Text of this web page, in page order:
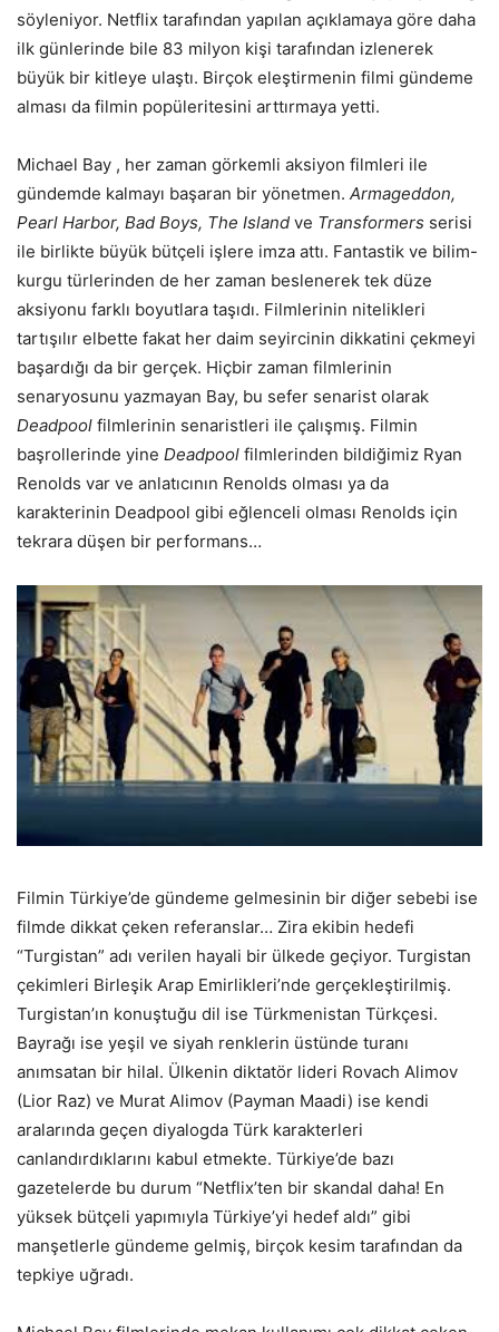
söyleniyor. Netflix tarafından yapılan açıklamaya göre daha
ilk günlerinde bile 83 milyon kişi tarafından izlenerek
büyük bir kitleye ulaştı. Birçok eleştirmenin filmi gündeme
alması da filmin popüleritesini arttırmaya yetti.
Michael Bay , her zaman görkemli aksiyon filmleri ile
gündemde kalmayı başaran bir yönetmen. Armageddon,
Pearl Harbor, Bad Boys, The Island ve Transformers serisi
ile birlikte büyük bütçeli işlere imza attı. Fantastik ve bilim-
kurgu türlerinden de her zaman beslenerek tek düze
aksiyonu farklı boyutlara taşıdı. Filmlerinin nitelikleri
tartışılır elbette fakat her daim seyircinin dikkatini çekmeyi
başardığı da bir gerçek. Hiçbir zaman filmlerinin
senaryosunu yazmayan Bay, bu sefer senarist olarak
Deadpool filmlerinin senaristleri ile çalışmış. Filmin
başrollerinde yine Deadpool filmlerinden bildiğimiz Ryan
Renolds var ve anlatıcının Renolds olması ya da
karakterinin Deadpool gibi eğlenceli olması Renolds için
tekrara düşen bir performans…
Filmin Türkiye’de gündeme gelmesinin bir diğer sebebi ise
filmde dikkat çeken referanslar… Zira ekibin hedefi
“Turgistan” adı verilen hayali bir ülkede geçiyor. Turgistan
çekimleri Birleşik Arap Emirlikleri’nde gerçekleştirilmiş.
Turgistan’ın konuştuğu dil ise Türkmenistan Türkçesi.
Bayrağı ise yeşil ve siyah renklerin üstünde turanı
anımsatan bir hilal. Ülkenin diktatör lideri Rovach Alimov
(Lior Raz) ve Murat Alimov (Payman Maadi) ise kendi
aralarında geçen diyalogda Türk karakterleri
canlandırdıklarını kabul etmekte. Türkiye’de bazı
gazetelerde bu durum “Netflix’ten bir skandal daha! En
yüksek bütçeli yapımıyla Türkiye’yi hedef aldı” gibi
manşetlerle gündeme gelmiş, birçok kesim tarafından da
tepkiye uğradı.